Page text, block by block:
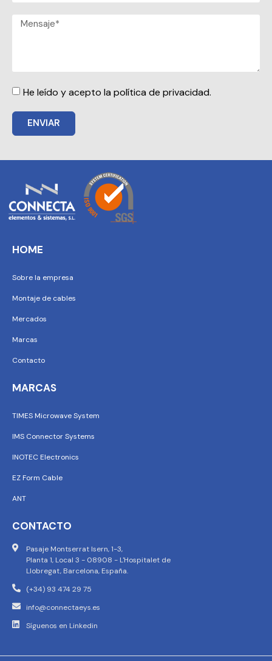
He leído y acepto la política de privacidad.
ENVIAR
HOME
Sobre la empresa
Montaje de cables
Mercados
Marcas
Contacto
MARCAS
TIMES Microwave System
IMS Connector Systems
INOTEC Electronics
EZ Form Cable
ANT
CONTACTO
Pasaje Montserrat Isern, 1-3,
Planta 1, Local 3 - 08908 - L'Hospitalet de
Llobregat, Barcelona, España.
(+34) 93 474 29 75
info@connectaeys.es
Síguenos en Linkedin